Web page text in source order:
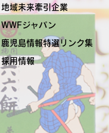
地域未来牽引企業
WWFジャパン
鹿児島情報特選リンク集
採用情報